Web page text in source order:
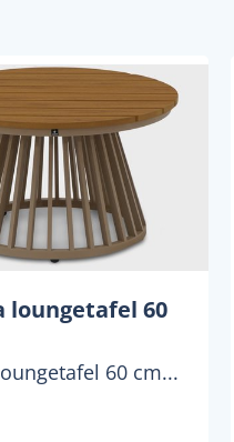
loungetafel 60
60 cm...